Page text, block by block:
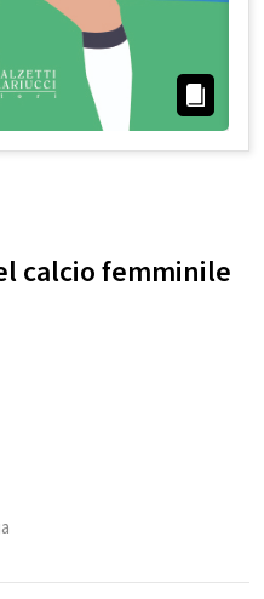
calcio femminile